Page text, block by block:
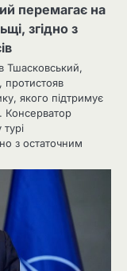
перемагає на
згідно з
Тшасковський,
протистояв
якого підтримує
Консерватор
з остаточним